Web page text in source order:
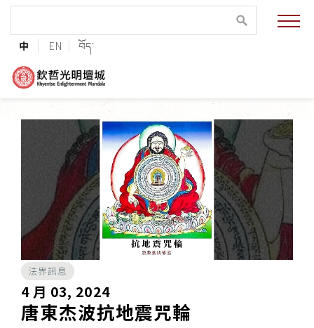
中 EN བོད་
緣起與願景
法王與上師的祝福
培植福田
加入志工
巴麥欽哲傳承
第三世巴麥欽哲仁波切
法界訊息
4 月 03, 2024
唐東杰波抗地震咒輪